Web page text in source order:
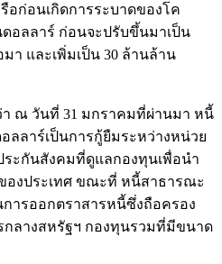
อก่อนเกิดการระบาดของโค
ดอลลาร์ ก่อนจะปรับขึ้นมาเป็น
า และเพิ่มเป็น 30 ล้านล้าน
า ณ วันที่ 31 มกราคมที่ผ่านมา หนี้
ลลาร์เป็นการกู้ยืมระหว่างหน่วย
ระกันสังคมที่ดูแลกองทุนเพื่อนำ
องประเทศ ขณะที่ หนี้สาธารณะ
ารออกตราสารหนี้ซึ่งถือครอง
ลางสหรัฐฯ กองทุนรวมที่มีขนาด